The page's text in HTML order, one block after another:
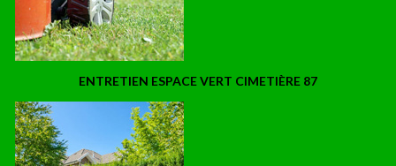
ENTRETIEN ESPACE VERT CIMETIÈRE 87